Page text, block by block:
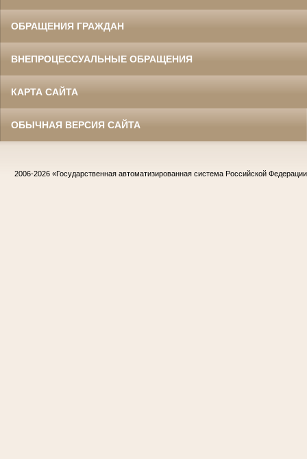
ОБРАЩЕНИЯ ГРАЖДАН
ВНЕПРОЦЕССУАЛЬНЫЕ ОБРАЩЕНИЯ
КАРТА САЙТА
ОБЫЧНАЯ ВЕРСИЯ САЙТА
2006-2026 «Государственная автоматизированная система Российской